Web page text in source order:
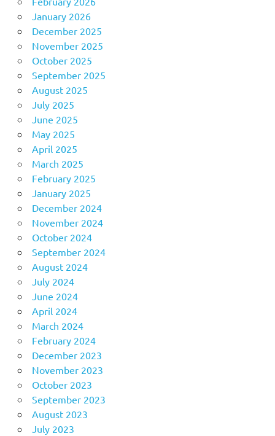
January 2026
December 2025
November 2025
October 2025
September 2025
August 2025
July 2025
June 2025
May 2025
April 2025
March 2025
February 2025
January 2025
December 2024
November 2024
October 2024
September 2024
August 2024
July 2024
June 2024
April 2024
March 2024
February 2024
December 2023
November 2023
October 2023
September 2023
August 2023
July 2023